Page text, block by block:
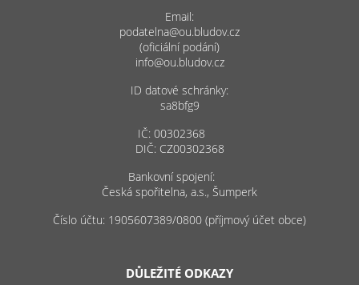
Email:
podatelna@ou.bludov.cz
(oficiální podání)
info@ou.bludov.cz
ID datové schránky:
sa8bfg9
IČ: 00302368
DIČ: CZ00302368
Bankovní spojení:
Česká spořitelna, a.s., Šumperk
Číslo účtu: 1905607389/0800 (příjmový účet obce)
DŮLEŽITÉ ODKAZY